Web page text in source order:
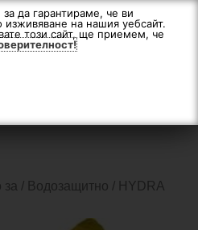
за / Водозащитно / HYDRA
да гарантираме, че ви
на нашия уебсайт.
този сайт, ще приемем, че